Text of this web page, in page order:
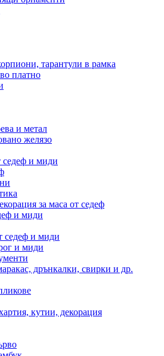
тарантули в рамка
платно
и метал
желязо
седеф и миди
за маса от седеф
и миди
седеф и миди
и миди
дрънкалки, свирки и др.
кутии, декорация